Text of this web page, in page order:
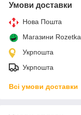
Умови доставки
Нова Пошта
Магазини Rozetka
Укрпошта
Укрпошта
Всі умови доставки